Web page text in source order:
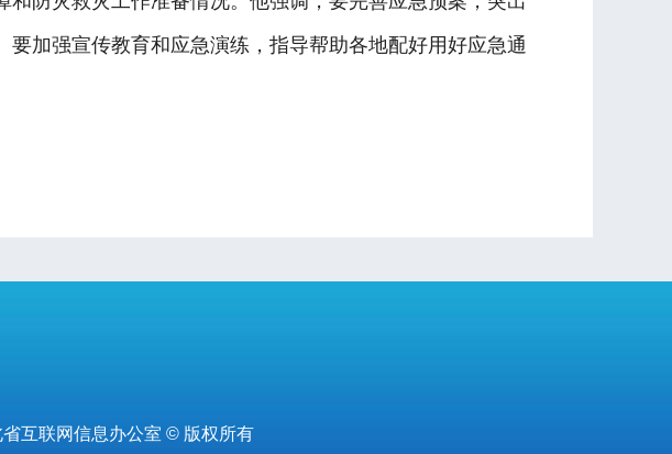
加强宣传教育和应急演练，指导帮助各地配好用好应急通
互联网信息办公室 © 版权所有